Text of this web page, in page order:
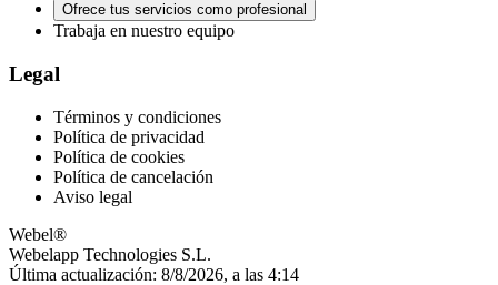
Ofrece tus servicios como profesional
Trabaja en nuestro equipo
Legal
Términos y condiciones
Política de privacidad
Política de cookies
Política de cancelación
Aviso legal
Webel®
Webelapp Technologies S.L.
Última actualización: 8/8/2026, a las 4:14